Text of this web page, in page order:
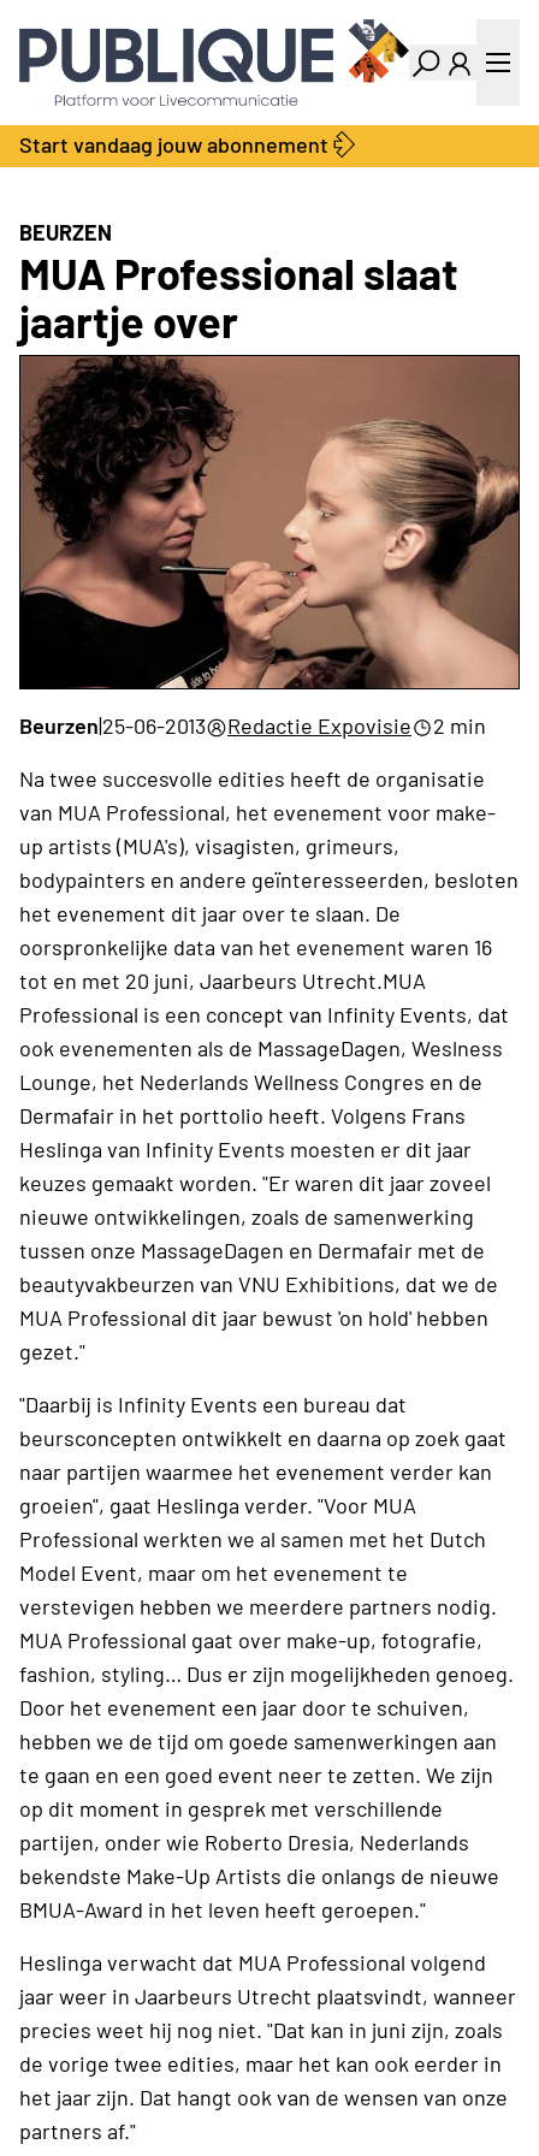
Industry Dashboard
Vacatures
Kalender
Producten
Bedrijvengids
Locatie Finder
Contact
Over ons
Adverteren
Abonnementen
Start vandaag jouw abonnement
BEURZEN
MUA Professional slaat
jaartje over
Beurzen|25-06-2013 Redactie Expovisie
2 min
Na twee succesvolle edities heeft de organisatie
van MUA Professional, het evenement voor make-
up artists (MUA's), visagisten, grimeurs,
bodypainters en andere geïnteresseerden, besloten
het evenement dit jaar over te slaan. De
oorspronkelijke data van het evenement waren 16
tot en met 20 juni, Jaarbeurs Utrecht.MUA
Professional is een concept van Infinity Events, dat
ook evenementen als de MassageDagen, Weslness
Lounge, het Nederlands Wellness Congres en de
Dermafair in het porttolio heeft. Volgens Frans
Heslinga van Infinity Events moesten er dit jaar
keuzes gemaakt worden. "Er waren dit jaar zoveel
nieuwe ontwikkelingen, zoals de samenwerking
tussen onze MassageDagen en Dermafair met de
beautyvakbeurzen van VNU Exhibitions, dat we de
MUA Professional dit jaar bewust 'on hold' hebben
gezet."
"Daarbij is Infinity Events een bureau dat
beursconcepten ontwikkelt en daarna op zoek gaat
naar partijen waarmee het evenement verder kan
groeien", gaat Heslinga verder. "Voor MUA
Professional werkten we al samen met het Dutch
Model Event, maar om het evenement te
verstevigen hebben we meerdere partners nodig.
MUA Professional gaat over make-up, fotografie,
fashion, styling… Dus er zijn mogelijkheden genoeg.
Door het evenement een jaar door te schuiven,
hebben we de tijd om goede samenwerkingen aan
te gaan en een goed event neer te zetten. We zijn
op dit moment in gesprek met verschillende
partijen, onder wie Roberto Dresia, Nederlands
bekendste Make-Up Artists die onlangs de nieuwe
BMUA-Award in het leven heeft geroepen."
Heslinga verwacht dat MUA Professional volgend
jaar weer in Jaarbeurs Utrecht plaatsvindt, wanneer
precies weet hij nog niet. "Dat kan in juni zijn, zoals
de vorige twee edities, maar het kan ook eerder in
het jaar zijn. Dat hangt ook van de wensen van onze
partners af."